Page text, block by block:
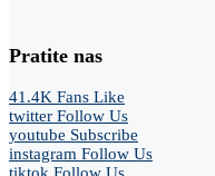
Pratite nas
41.4K Fans Like
twitter Follow Us
youtube Subscribe
instagram Follow Us
tiktok Follow Us